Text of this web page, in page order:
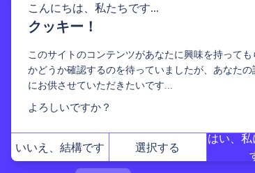
こんにちは、私たちです...
クッキー！
このサイトのコンテンツがあなたに興味を持っても
かどうか確認するのを待っていましたが、あなたの
にお供させていただきたいです...
よろしいですか？
いいえ、結構です 選択する
はい、